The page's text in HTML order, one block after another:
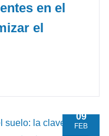
en el
el
09
FEB